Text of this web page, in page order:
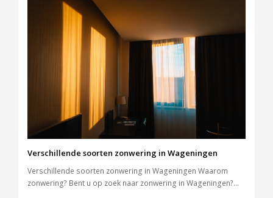
Verschillende soorten zonwering in Wageningen
Verschillende soorten zonwering in Wageningen Waarom
zonwering? Bent u op zoek naar zonwering in Wageningen?…